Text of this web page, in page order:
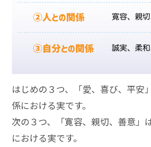
はじめの３つ、「愛、喜び、平安
係における実です。
次の３つ、「寛容、親切、善意」
における実です。